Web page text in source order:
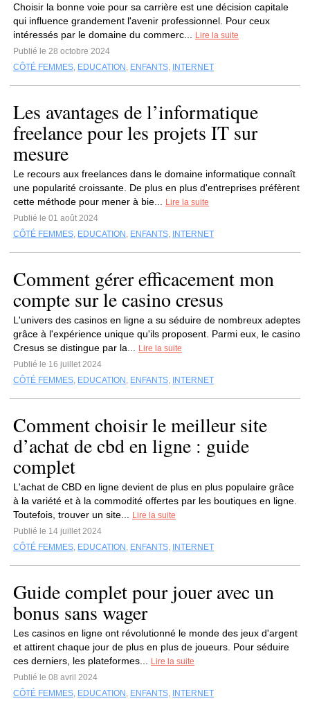
Choisir la bonne voie pour sa carrière est une décision capitale
qui influence grandement l'avenir professionnel. Pour ceux
intéressés par le domaine du commerc...
Lire la suite
Publié le 28 octobre 2024
CÔTÉ FEMMES, EDUCATION , ENFANTS, INTERNET
Les avantages de l’informatique
freelance pour les projets IT sur
mesure
Le recours aux freelances dans le domaine informatique connaît
une popularité croissante. De plus en plus d'entreprises préfèrent
cette méthode pour mener à bie...
Lire la suite
Publié le 01 août 2024
CÔTÉ FEMMES, EDUCATION , ENFANTS, INTERNET
Comment gérer efficacement mon
compte sur le casino cresus
L'univers des casinos en ligne a su séduire de nombreux adeptes
grâce à l'expérience unique qu'ils proposent. Parmi eux, le casino
Cresus se distingue par la...
Lire la suite
Publié le 16 juillet 2024
CÔTÉ FEMMES, EDUCATION , ENFANTS, INTERNET
Comment choisir le meilleur site
d’achat de cbd en ligne : guide
complet
L'achat de CBD en ligne devient de plus en plus populaire grâce
à la variété et à la commodité offertes par les boutiques en ligne.
Toutefois, trouver un site...
Lire la suite
Publié le 14 juillet 2024
CÔTÉ FEMMES, EDUCATION , ENFANTS, INTERNET
Guide complet pour jouer avec un
bonus sans wager
Les casinos en ligne ont révolutionné le monde des jeux d'argent
et attirent chaque jour de plus en plus de joueurs. Pour séduire
ces derniers, les plateformes...
Lire la suite
Publié le 08 avril 2024
CÔTÉ FEMMES, EDUCATION , ENFANTS, INTERNET